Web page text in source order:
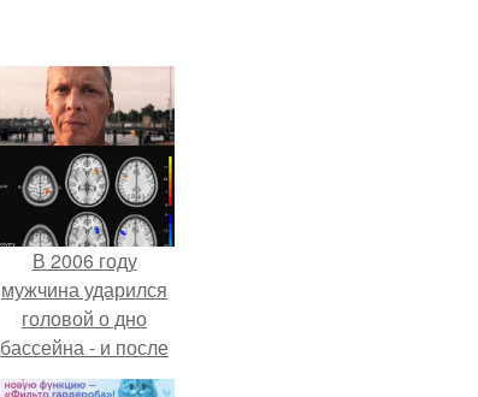
В 2006 году
мужчина ударился
головой о дно
бассейна - и после
этого его жизнь